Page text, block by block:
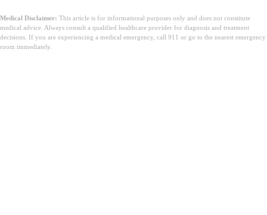
Medical Disclaimer: This article is for informational purposes only and does not constitute
medical advice. Always consult a qualified healthcare provider for diagnosis and treatment
decisions. If you are experiencing a medical emergency, call 911 or go to the nearest emergency
room immediately.